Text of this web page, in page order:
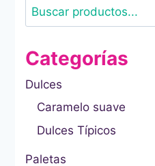
Categorías
Dulces
Caramelo suave
Dulces Típicos
Paletas